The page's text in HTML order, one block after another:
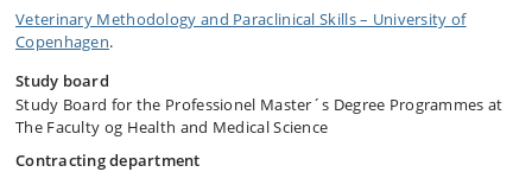
Veterinary Methodology and Paraclinical Skills – University of
Copenhagen.
Study board
Study Board for the Professionel Master´s Degree Programmes at
The Faculty og Health and Medical Science
Contracting department